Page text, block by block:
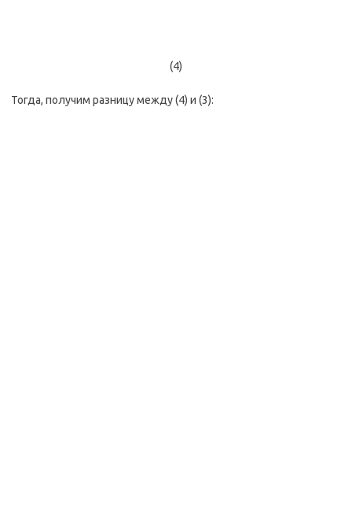
(4)
Тогда, получим разницу между (4) и (3):